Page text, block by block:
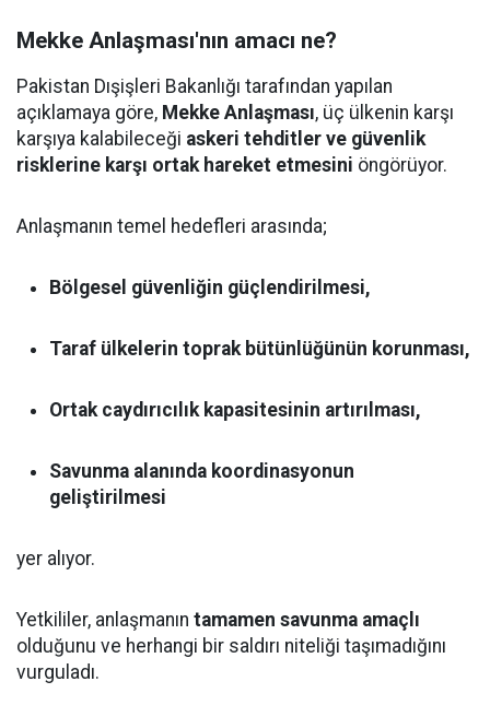
Mekke Anlaşması'nın amacı ne?
Pakistan Dışişleri Bakanlığı tarafından yapılan
açıklamaya göre, Mekke Anlaşması, üç ülkenin karşı
karşıya kalabileceği askeri tehditler ve güvenlik
risklerine karşı ortak hareket etmesini öngörüyor.
Anlaşmanın temel hedefleri arasında;
Bölgesel güvenliğin güçlendirilmesi,
Taraf ülkelerin toprak bütünlüğünün korunması,
Ortak caydırıcılık kapasitesinin artırılması,
Savunma alanında koordinasyonun
geliştirilmesi
yer alıyor.
Yetkililer, anlaşmanın tamamen savunma amaçlı
olduğunu ve herhangi bir saldırı niteliği taşımadığını
vurguladı.